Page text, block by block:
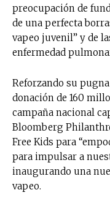
preocupación de
de una perfecta
vapeo juvenil” y de
enfermedad
Reforzando su
donación de 160
campaña nacional
Bloomberg
Free Kids para
para impulsar a
inaugurando una
vapeo.